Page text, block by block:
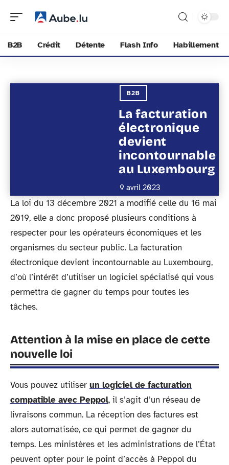
B2B Crédit Détente Flash Info Habillement
B2B
La facturation
électronique
devient
incontournable
au Luxembourg
9 avril 2023
La loi du 13 décembre 2021 a modifié celle du 16 mai
2019, elle a donc proposé plusieurs conditions à
respecter pour les opérateurs économiques et les
organismes du secteur public. La facturation
électronique devient incontournable au Luxembourg,
d’où l’intérêt d’utiliser un logiciel spécialisé qui vous
permettra de gagner du temps pour toutes les
tâches.
Attention à la mise en place de cette
nouvelle loi
Vous pouvez utiliser un logiciel de facturation
compatible avec Peppol, il s’agit d’un réseau de
livraisons commun. La réception des factures est
alors automatisée, ce qui permet de gagner du
temps. Les ministères et les administrations de l’État
peuvent opter pour le point d’accès à Peppol du